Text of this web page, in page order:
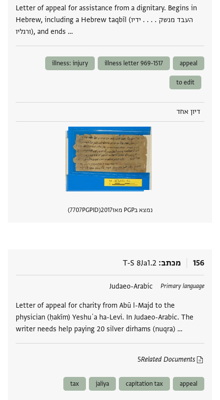
Letter of appeal for assistance from a dignitary. Begins in
Hebrew, including a Hebrew taqbīl (העבד מנשק . . . . ידיו
ורגליו), and ends …
appeal
illness letter 969-1517
illness: injury
to edit
דיון אחד
נמצא בPGP מאז 2017
PGPID
7707
156 מכתב T-S 8Ja1.2
Primary language
Judaeo-Arabic
Letter of appeal for charity from Abū l-Majd to the
physician (ḥakīm) Yeshuʿa ha-Levi. In Judaeo-Arabic. The
writer needs help paying 20 silver dirhams (nuqra) …
Related Documents
5
תגים
appeal
capitation tax
jaliya
tax